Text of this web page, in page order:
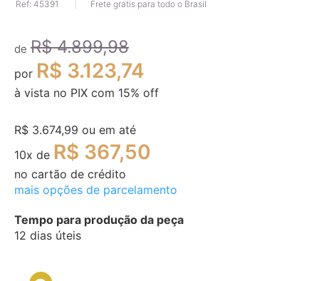
da
imagens
Ref: 45391 Frete gratis para todo o Brasil
de R$ 4.899,98
por R$ 3.123,74
à vista no PIX com 15% off
R$ 3.674,99 ou em até
10x de R$ 367,50
no cartão de crédito
mais opções de parcelamento
Tempo para produção da peça
12 dias úteis